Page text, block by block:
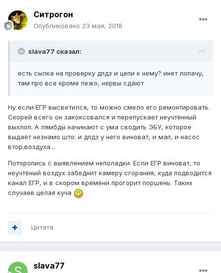
Ситрогон
Опубликовано 23 мая, 2018
slava77 сказал:
есть сылка на проверку дпдз и цепи к нему? инет лопачу,
там про все кроме пежо, нервы сдают
Ну если ЕГР высветился, то можно смело его ремонтировать.
Скорей всего он закоксовался и перепускает неучтённый
выхлоп. А лямбды начинают с ума сводить ЭБУ, которое
выдаёт незнамо што: и дпдз у него виноват, и мап, и насос
втор.воздуха...
Поторопись с выявлением неполадки. Если ЕГР виноват, то
неучтёный воздух забеднит камеру сгорания, куда подводится
канал ЕГР, и в скором времени прогорит поршень. Таких
случаев целая куча
Цитата
slava77